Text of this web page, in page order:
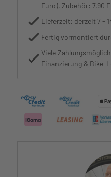
Euro), Zubehör: 7,90
Lieferzeit: derzeit 7 -
Fertig vormontiert
Viele
Finanzierung & Bike-